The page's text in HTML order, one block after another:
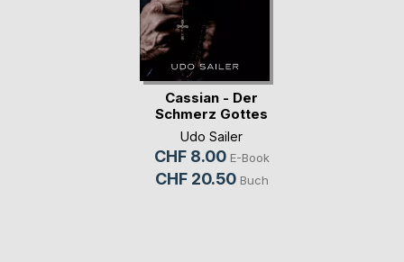
Cassian - Der
Schmerz Gottes
Udo Sailer
CHF 8.00 E-Book
CHF 20.50 Buch